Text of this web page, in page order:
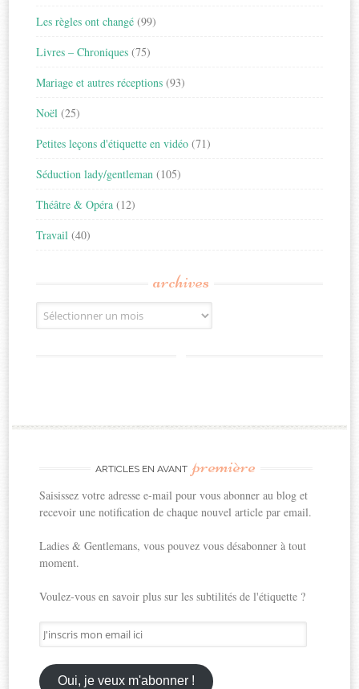
Les règles ont changé (99)
Livres – Chroniques (75)
Mariage et autres réceptions (93)
Noël (25)
Petites leçons d'étiquette en vidéo (71)
Séduction lady/gentleman (105)
Théâtre & Opéra (12)
Travail (40)
archives
Archives
ARTICLES EN AVANT première
Saisissez votre adresse e-mail pour vous abonner au blog et
recevoir une notification de chaque nouvel article par email.
Ladies & Gentlemans, vous pouvez vous désabonner à tout
moment.
Voulez-vous en savoir plus sur les subtilités de l'étiquette ?
J'inscris
mon
email
ici
Oui, je veux m'abonner !